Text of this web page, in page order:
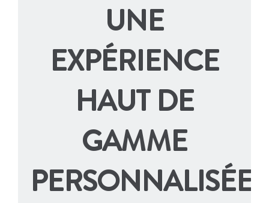
UNE
EXPÉRIENCE
HAUT DE
GAMME
PERSONNALISÉE